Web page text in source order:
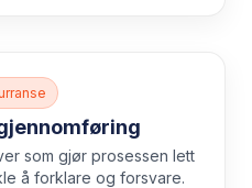
som gjør prosessen lett
å forklare og forsvare.